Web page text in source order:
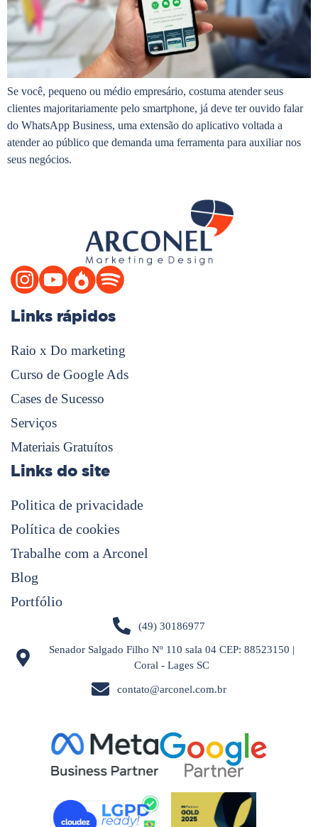
Se você, pequeno ou médio empresário, costuma atender seus
clientes majoritariamente pelo smartphone, já deve ter ouvido falar
do WhatsApp Business, uma extensão do aplicativo voltada a
atender ao público que demanda uma ferramenta para auxiliar nos
seus negócios.
Links rápidos
Raio x Do marketing
Curso de Google Ads
Cases de Sucesso
Serviços
Materiais Gratuítos
Links do site
Politica de privacidade
Política de cookies
Trabalhe com a Arconel
Blog
Portfólio
(49) 30186977
Senador Salgado Filho Nº 110 sala 04 CEP: 88523150 |
Coral - Lages SC
contato@arconel.com.br